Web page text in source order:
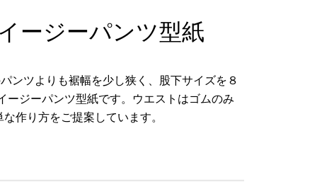
ージーパンツ型紙
ンツよりも裾幅を少し狭く、股下サイズを８
ージーパンツ型紙です。ウエストはゴムのみ
作り方をご提案しています。